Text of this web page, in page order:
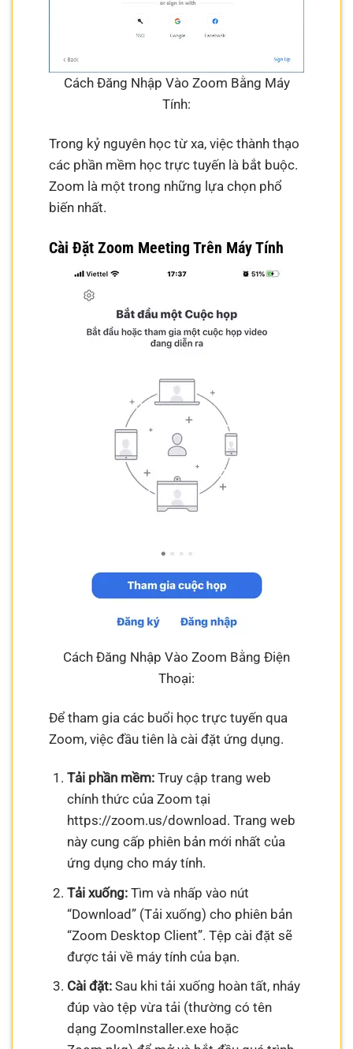
Cách Đăng Nhập Vào Zoom Bằng Máy
Tính:
Trong kỷ nguyên học từ xa, việc thành thạo
các phần mềm học trực tuyến là bắt buộc.
Zoom là một trong những lựa chọn phổ
biến nhất.
Cài Đặt Zoom Meeting Trên Máy Tính
Cách Đăng Nhập Vào Zoom Bằng Điện
Thoại:
Để tham gia các buổi học trực tuyến qua
Zoom, việc đầu tiên là cài đặt ứng dụng.
Tải phần mềm:Truy cập trang web
chính thức của Zoom tại
https://zoom.us/download. Trang web
này cung cấp phiên bản mới nhất của
ứng dụng cho máy tính.
Tải xuống:Tìm và nhấp vào nút
“Download” (Tải xuống) cho phiên bản
“Zoom Desktop Client”. Tệp cài đặt sẽ
được tải về máy tính của bạn.
Cài đặt:Sau khi tải xuống hoàn tất, nháy
đúp vào tệp vừa tải (thường có tên
dạng ZoomInstaller.exe hoặc